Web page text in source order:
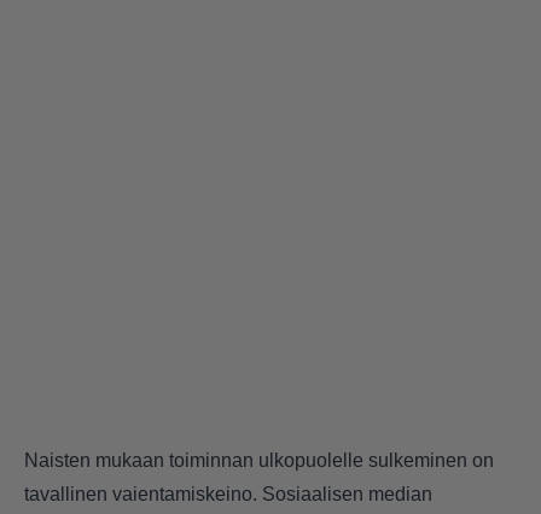
Naisten mukaan toiminnan ulkopuolelle sulkeminen on
tavallinen vaientamiskeino. Sosiaalisen median